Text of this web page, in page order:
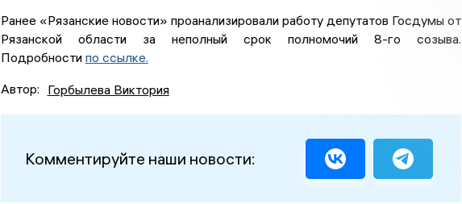
Ранее «Рязанские новости» проанализировали работу депутатов Госдумы от
Рязанской области за неполный срок полномочий 8-го созыва.
Подробности по ссылке.
Автор: Горбылева Виктория
Комментируйте наши новости: